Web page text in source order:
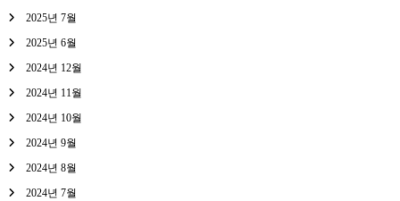
2025년 7월
2025년 6월
2024년 12월
2024년 11월
2024년 10월
2024년 9월
2024년 8월
2024년 7월